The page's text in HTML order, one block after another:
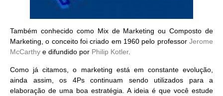
Também conhecido como Mix de Marketing ou Composto de
Marketing , o conceito foi criado em 1960 pelo professorJerome
McCarthy e difundido por Philip Kotler.
Como já citamos, o marketing está em constante evolução,
ainda assim, os 4Ps continuam sendo utilizados para a
elaboração de uma boa estratégia. A ideia é que você estude